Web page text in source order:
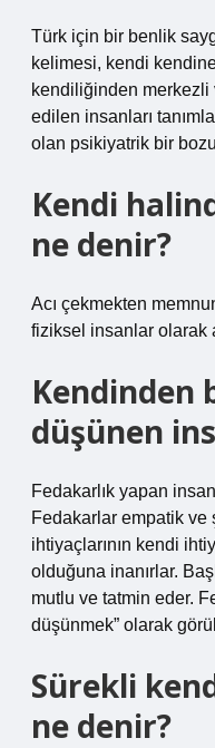
Türk için bir benlik
kelimesi, kendi
kendiliğinden merkezli
edilen insanları
olan psikiyatrik bir
Kendi
ne denir?
Acı çekmekten
fiziksel insanlar olarak
Kendinden
düşünen
Fedakarlık yapan
Fedakarlar empatik ve
ihtiyaçlarının kendi
olduğuna inanırlar.
mutlu ve tatmin eder.
düşünmek” olarak
Sürekli
ne denir?